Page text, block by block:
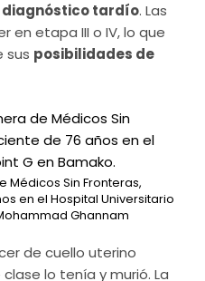
diagnóstico tardío. Las
en etapa III o IV, lo que
sus posibilidades de
Médicos Sin Fronteras,
en el Hospital Universitario
Ghannam
de cuello uterino
lo tenía y murió. La